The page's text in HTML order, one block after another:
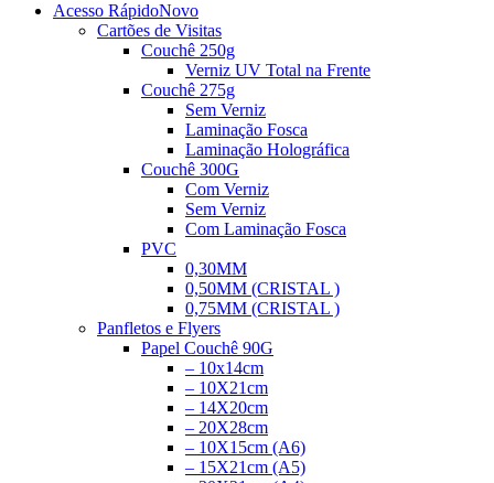
Acesso RápidoNovo
Cartões de Visitas
Couchê 250g
Verniz UV Total na Frente
Couchê 275g
Sem Verniz
Laminação Fosca
Laminação Holográfica
Couchê 300G
Com Verniz
Sem Verniz
Com Laminação Fosca
PVC
0,30MM
0,50MM (CRISTAL )
0,75MM (CRISTAL )
Panfletos e Flyers
Papel Couchê 90G
– 10x14cm
– 10X21cm
– 14X20cm
– 20X28cm
– 10X15cm (A6)
– 15X21cm (A5)